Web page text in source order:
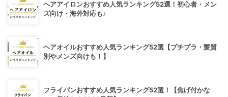
ヘアアイロンおすすめ人気ランキング52選！初心者・メン
ズ向け・海外対応も♪
ヘアオイルおすすめ人気ランキング52選【プチプラ・髪質
別やメンズ向けも！】
フライパンおすすめ人気ランキング52選！【焦げ付かな